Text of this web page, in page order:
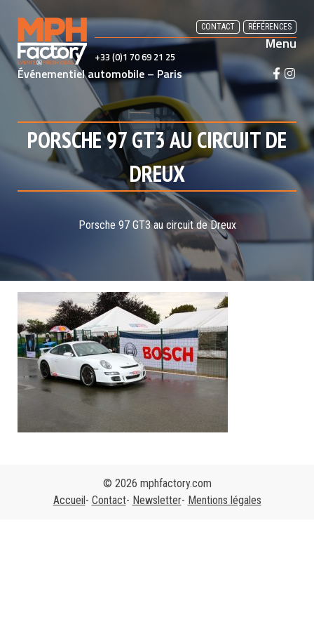
content
CONTACT RÉFÉRENCES
+33 (0)1 70 69 21 25
Menu
Événementiel automobile – Paris
F
e
b
o
o
k
I
t
a
g
a
PORSCHE 97 GT3 AU CIRCUIT DE
DREUX
Porsche 97 GT3 au circuit de Dreux
© 2026 mphfactory.com
Accueil Contact Newsletter Mentions légales